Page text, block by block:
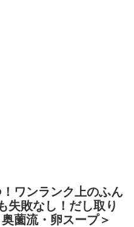
ワンランク上のふん
失敗なし！だし取り
薗流・卵スープ＞